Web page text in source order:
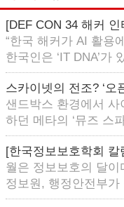
[DEF CON 34 해커
“한국 해커가 AI 활용
한국인은 ‘IT DNA’가
스카이넷의 전조? ‘오
샌드박스 환경에서
하던 메타의 ‘뮤즈 스
[한국정보보호학회
월은 정보보호의 달
정보원, 행정안전부가